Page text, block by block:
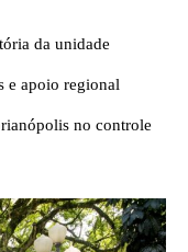
da unidade
e apoio regional
no controle